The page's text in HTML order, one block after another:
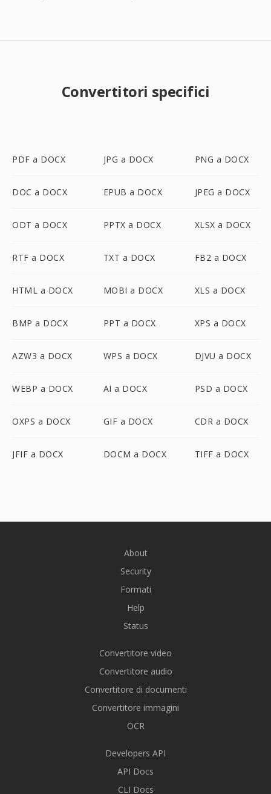
Convertitori specifici
PDF a DOCX JPG a DOCX PNG a DOCX
DOC a DOCX EPUB a DOCX JPEG a DOCX
ODT a DOCX PPTX a DOCX XLSX a DOCX
RTF a DOCX TXT a DOCX FB2 a DOCX
HTML a DOCX MOBI a DOCX XLS a DOCX
BMP a DOCX PPT a DOCX XPS a DOCX
AZW3 a DOCX WPS a DOCX DJVU a DOCX
WEBP a DOCX AI a DOCX PSD a DOCX
OXPS a DOCX GIF a DOCX CDR a DOCX
JFIF a DOCX DOCM a DOCX TIFF a DOCX
About
Security
Formati
Help
Status
Convertitore video
Convertitore audio
Convertitore di documenti
Convertitore immagini
OCR
Developers API
API Docs
CLI Docs